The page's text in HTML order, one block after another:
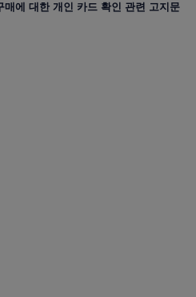
에 대한 개인 카드 확인 관련 고지문
사 웹 사이트